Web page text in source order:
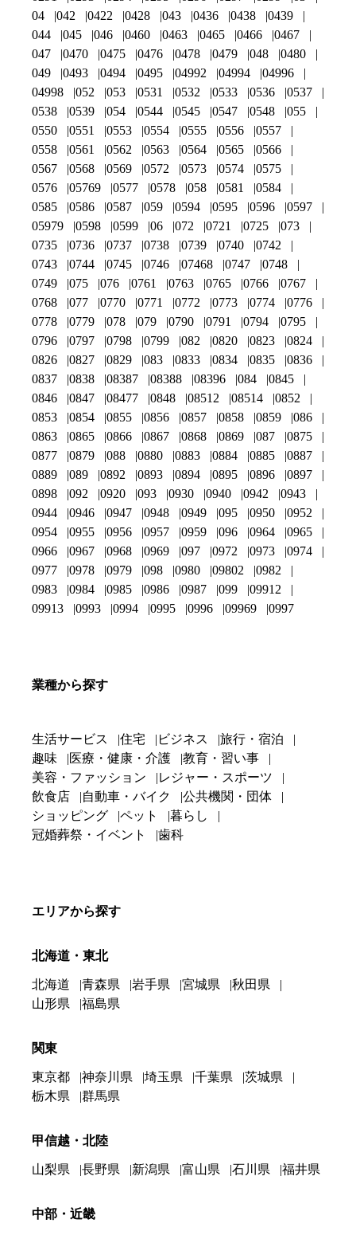
04
042 0422 0428 043 0436 0438
0439
044
045 046 0460 0463 0465 0466
0467
047
0470 0475 0476 0478 0479 048
0480
049
0493 0494 0495 04992 04994
04996
04998
052 053 0531 0532 0533 0536
0537
0538
0539 054 0544 0545 0547 0548
055
0550
0551 0553 0554 0555 0556
0557
0558
0561 0562 0563 0564 0565
0566
0567
0568 0569 0572 0573 0574
0575
0576
05769 0577 0578 058 0581
0584
0585
0586 0587 059 0594 0595 0596
0597
05979
0598 0599 06 072 0721 0725
073
0735
0736 0737 0738 0739 0740
0742
0743
0744 0745 0746 07468 0747
0748
0749
075 076 0761 0763 0765 0766
0767
0768
077 0770 0771 0772 0773 0774
0776
0778
0779 078 079 0790 0791 0794
0795
0796
0797 0798 0799 082 0820 0823
0824
0826
0827 0829 083 0833 0834 0835
0836
0837
0838 08387 08388 08396 084
0845
0846
0847 08477 0848 08512 08514
0852
0853
0854 0855 0856 0857 0858 0859
086
0863
0865 0866 0867 0868 0869 087
0875
0877
0879 088 0880 0883 0884 0885
0887
0889
089 0892 0893 0894 0895 0896
0897
0898
092 0920 093 0930 0940 0942
0943
0944
0946 0947 0948 0949 095 0950
0952
0954
0955 0956 0957 0959 096 0964
0965
0966
0967 0968 0969 097 0972 0973
0974
0977
0978 0979 098 0980 09802
0982
0983
0984 0985 0986 0987 099
09912
09913
0993 0994 0995 0996 09969 0997
業種から探す
生活サービス 住宅 ビジネス
旅行・宿泊
趣味
医療・健康・介護
教育・習い事
美容・ファッション
レジャー・スポーツ
飲食店
自動車・バイク
公共機関・団体
ショッピング
ペット
暮らし
冠婚葬祭・イベント
歯科
エリアから探す
北海道・東北
北海道 青森県 岩手県 宮城県
秋田県
山形県
福島県
関東
東京都 神奈川県 埼玉県 千葉県
茨城県
栃木県
群馬県
甲信越・北陸
山梨県 長野県 新潟県 富山県 石川県 福井県
中部・近畿